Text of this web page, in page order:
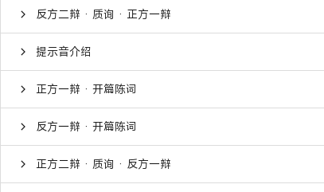
反方二辩 · 质询 · 正方一辩
提示音介绍
正方一辩 · 开篇陈词
反方一辩 · 开篇陈词
正方二辩 · 质询 · 反方一辩